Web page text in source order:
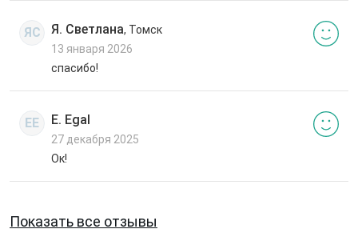
ЯС Я. Светлана, Томск
13 января 2026
спасибо!
EE E. Egal
27 декабря 2025
Ок!
Показать все отзывы